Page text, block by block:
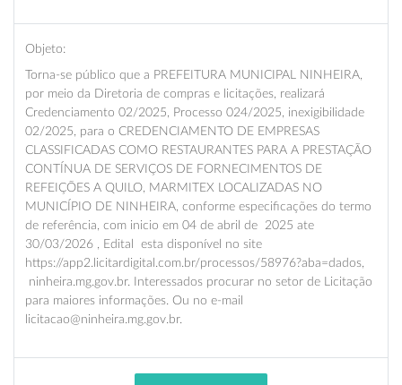
Objeto:
Torna-se público que a PREFEITURA MUNICIPAL NINHEIRA,
por meio da Diretoria de compras e licitações, realizará
Credenciamento 02/2025, Processo 024/2025, inexigibilidade
02/2025, para o CREDENCIAMENTO DE EMPRESAS
CLASSIFICADAS COMO RESTAURANTES PARA A PRESTAÇÃO
CONTÍNUA DE SERVIÇOS DE FORNECIMENTOS DE
REFEIÇÕES A QUILO, MARMITEX LOCALIZADAS NO
MUNICÍPIO DE NINHEIRA, conforme especificações do termo
de referência, com inicio em 04 de abril de 2025 ate
30/03/2026 , Edital esta disponível no site
https://app2.licitardigital.com.br/processos/58976?aba=dados,
ninheira.mg.gov.br. Interessados procurar no setor de Licitação
para maiores informações. Ou no e-mail
licitacao@ninheira.mg.gov.br.